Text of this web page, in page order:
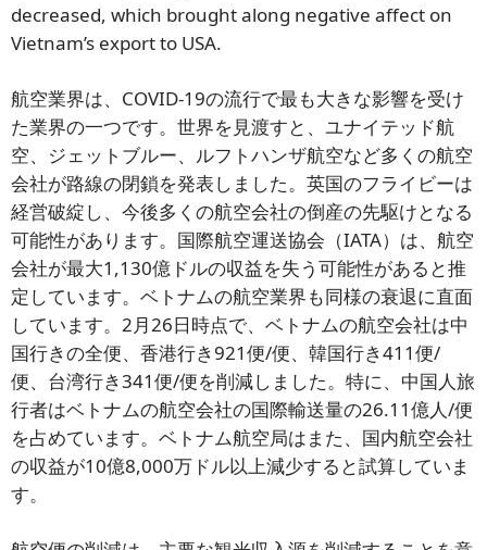
decreased, which brought along negative affect on
Vietnam’s export to USA.
航空業界は、COVID-19の流行で最も大きな影響を受け
た業界の一つです。世界を見渡すと、ユナイテッド航
空、ジェットブルー、ルフトハンザ航空など多くの航空
会社が路線の閉鎖を発表しました。英国のフライビーは
経営破綻し、今後多くの航空会社の倒産の先駆けとなる
可能性があります。国際航空運送協会（IATA）は、航空
会社が最大1,130億ドルの収益を失う可能性があると推
定しています。ベトナムの航空業界も同様の衰退に直面
しています。2月26日時点で、ベトナムの航空会社は中
国行きの全便、香港行き921便/便、韓国行き411便/
便、台湾行き341便/便を削減しました。特に、中国人旅
行者はベトナムの航空会社の国際輸送量の26.11億人/便
を占めています。ベトナム航空局はまた、国内航空会社
の収益が10億8,000万ドル以上減少すると試算していま
す。